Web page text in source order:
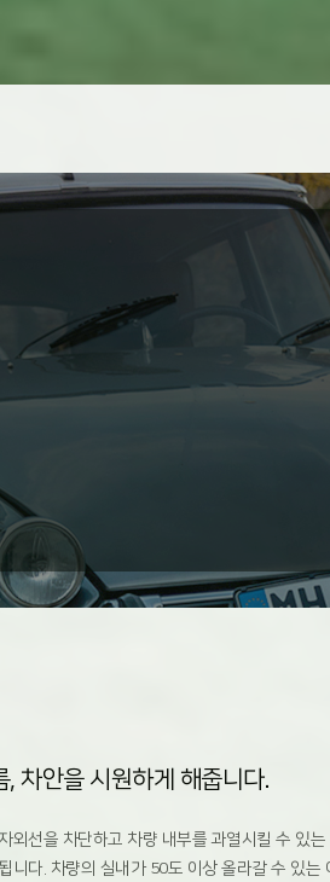
, 차안을 시원하게 해줍니다.
외선을 차단하고 차량 내부를 과열시킬 수 있
니다. 차량의 실내가 50도 이상 올라갈 수 있는